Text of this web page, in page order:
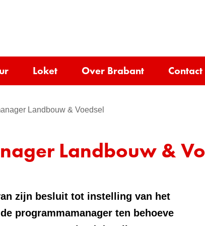
inhoud
Loket Over Brabant Contact
Landbouw & Voedsel
Landbouw &
zijn besluit tot instelling van het
programmamanager ten behoeve